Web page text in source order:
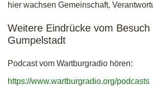
hier wachsen Gemeinschaft,
Weitere Eindrücke vom Besuch
Gumpelstadt
Podcast vom Wartburgradio hören:
https://www.wartburgradio.org/podcasts